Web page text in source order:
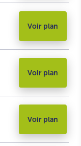
Voir plan
Voir plan
Voir plan